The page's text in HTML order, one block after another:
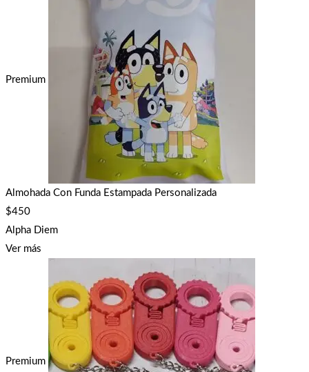
Premium
Almohada Con Funda Estampada Personalizada
$450
Alpha Diem
Ver más
Premium